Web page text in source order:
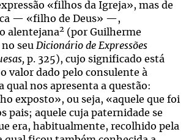
«filhos da Igreja», mas de
— «filho de Deus» —,
alentejana2 (por Guilherme
seu Dicionário de Expressões
p. 325), cujo significado está
valor dado pelo consulente à
qual nos apresenta a questão:
exposto», ou seja, «aquele que foi
pais; aquele cuja paternidade se
era, habitualmente, recolhido pela